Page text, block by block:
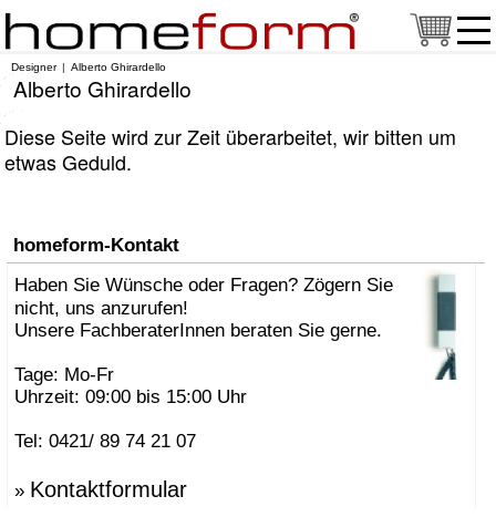
Designer Alberto Ghirardello
Alberto Ghirardello
Diese Seite wird zur Zeit überarbeitet, wir bitten um
etwas Geduld.
homeform-Kontakt
Haben Sie Wünsche oder Fragen? Zögern Sie
nicht, uns anzurufen!
Unsere FachberaterInnen beraten Sie gerne.
Tage: Mo-Fr
Uhrzeit: 09:00 bis 15:00 Uhr
Tel: 0421/ 89 74 21 07
» Kontaktformular